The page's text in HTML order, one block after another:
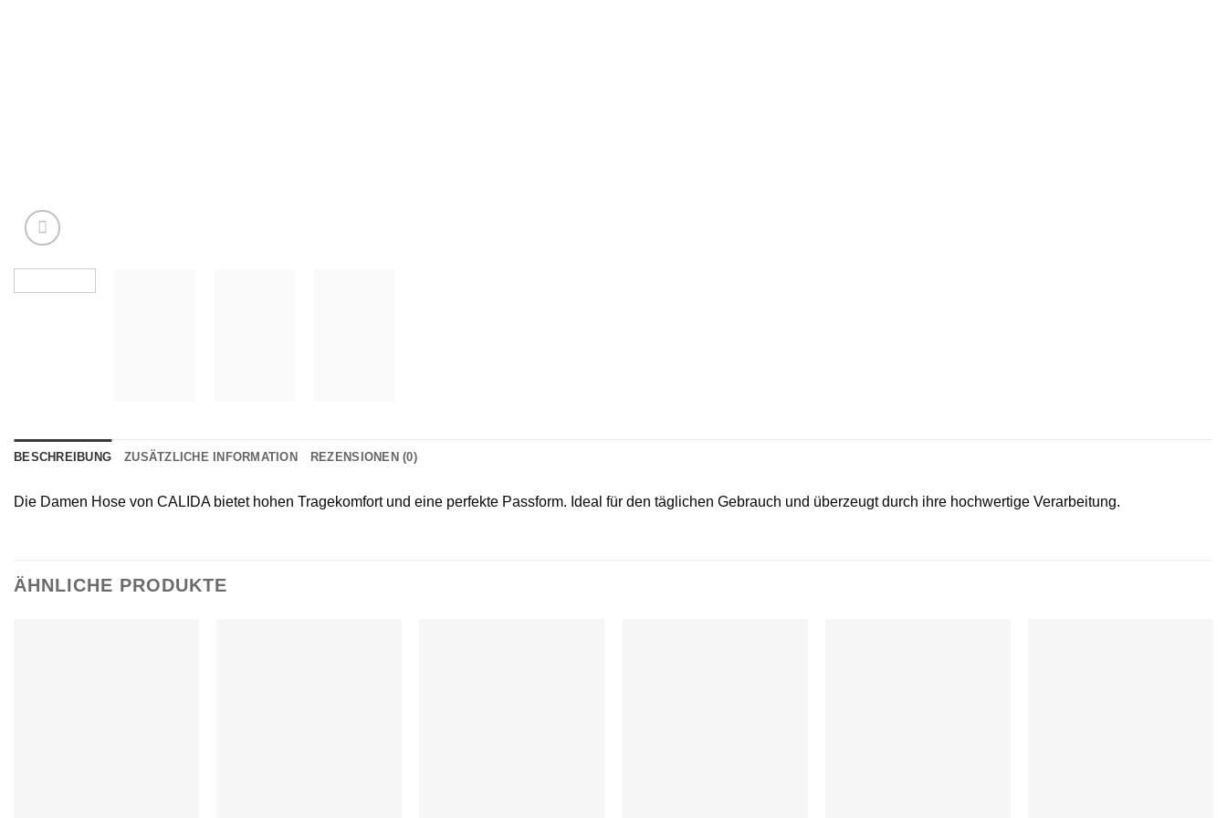
BESCHREIBUNG ZUSÄTZLICHE INFORMATION REZENSIONEN (0)
Die Damen Hose von CALIDA bietet hohen Tragekomfort und eine perfekte Passform. Ideal für den täglichen Gebrauch und überzeugt durch ihre hochwertige Verarbeitung.
ÄHNLICHE PRODUKTE